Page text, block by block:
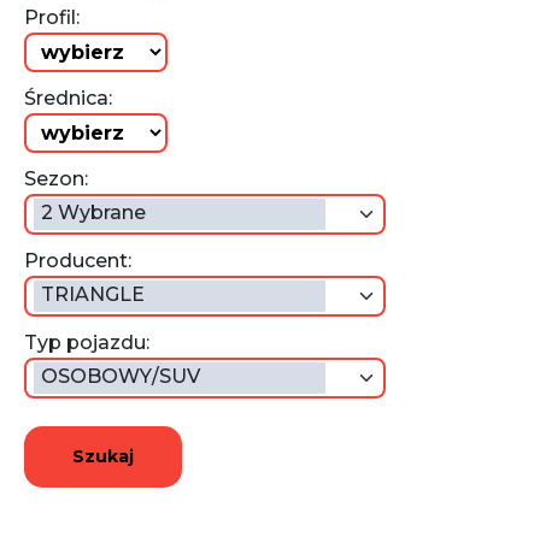
Profil:
Średnica:
Sezon:
2 Wybrane
Producent:
TRIANGLE
Typ pojazdu:
OSOBOWY/SUV
Szukaj